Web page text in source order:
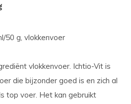
50 g, vlokkenvoer
vlokkenvoer. Ichtio-Vit is
die bijzonder goed is en zich al
top voer. Het kan gebruikt